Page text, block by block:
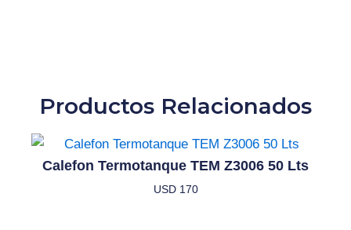
Productos Relacionados
Calefon Termotanque TEM Z3006 50 Lts
USD170